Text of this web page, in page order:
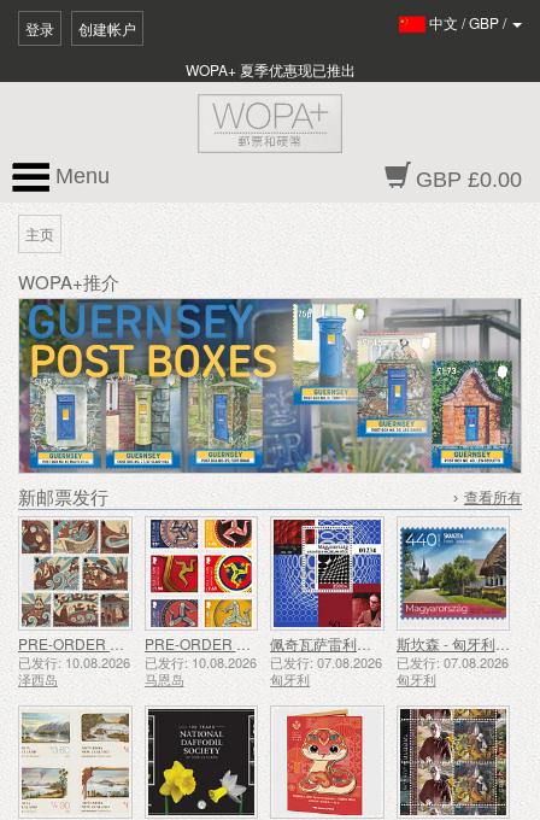
登录 创建帐户 中文 /GBP/
WOPA+ 夏季优惠现已推出
GBP £0.00
Menu
主页
WOPA+推介
新邮票发行 › 查看所有
PRE-ORDER 圣赫利尔传说
已发行: 10.08.2026
泽西岛
PRE-ORDER 三曲翼收藏集 II
已发行: 10.08.2026
马恩岛
佩奇瓦萨雷利博物馆 50 周年
已发行: 07.08.2026
匈牙利
斯坎森 - 匈牙利露天博物馆
已发行: 07.08.2026
匈牙利